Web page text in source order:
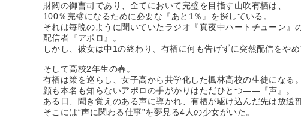
財閥の御曹司であり、全てにおいて完璧を目指す山吹有栖は、
100％完璧になるために必要な『あと1％』を探している。
それは毎晩のように聞いていたラジオ『真夜中ハートチューン』
配信者『アポロ』。
しかし、彼女は中1の終わり、有栖に何も告げずに突然配信をやめ
そして高校2年生の春。
有栖は策を巡らし、女子高から共学化した楓林高校の生徒になる。
顔も本名も知らないアポロの手がかりはただひとつ――『声』。
ある日、聞き覚えのある声に導かれ、有栖が駆け込んだ先は放送部
そこには“声に関わる仕事”を夢見る4人の少女がいた。